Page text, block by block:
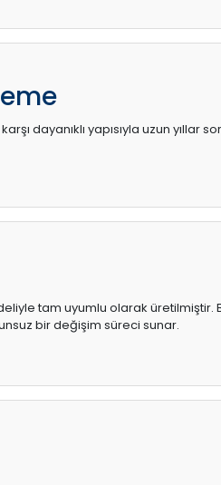
dayanıklı yapısıyla uzun yıllar
tam uyumlu olarak üretilmiştir.
bir değişim süreci sunar.